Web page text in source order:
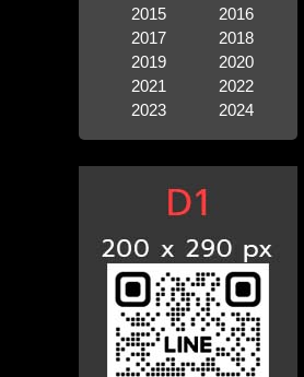
2015
2016
2017
2018
2019
2020
2021
2022
2023
2024